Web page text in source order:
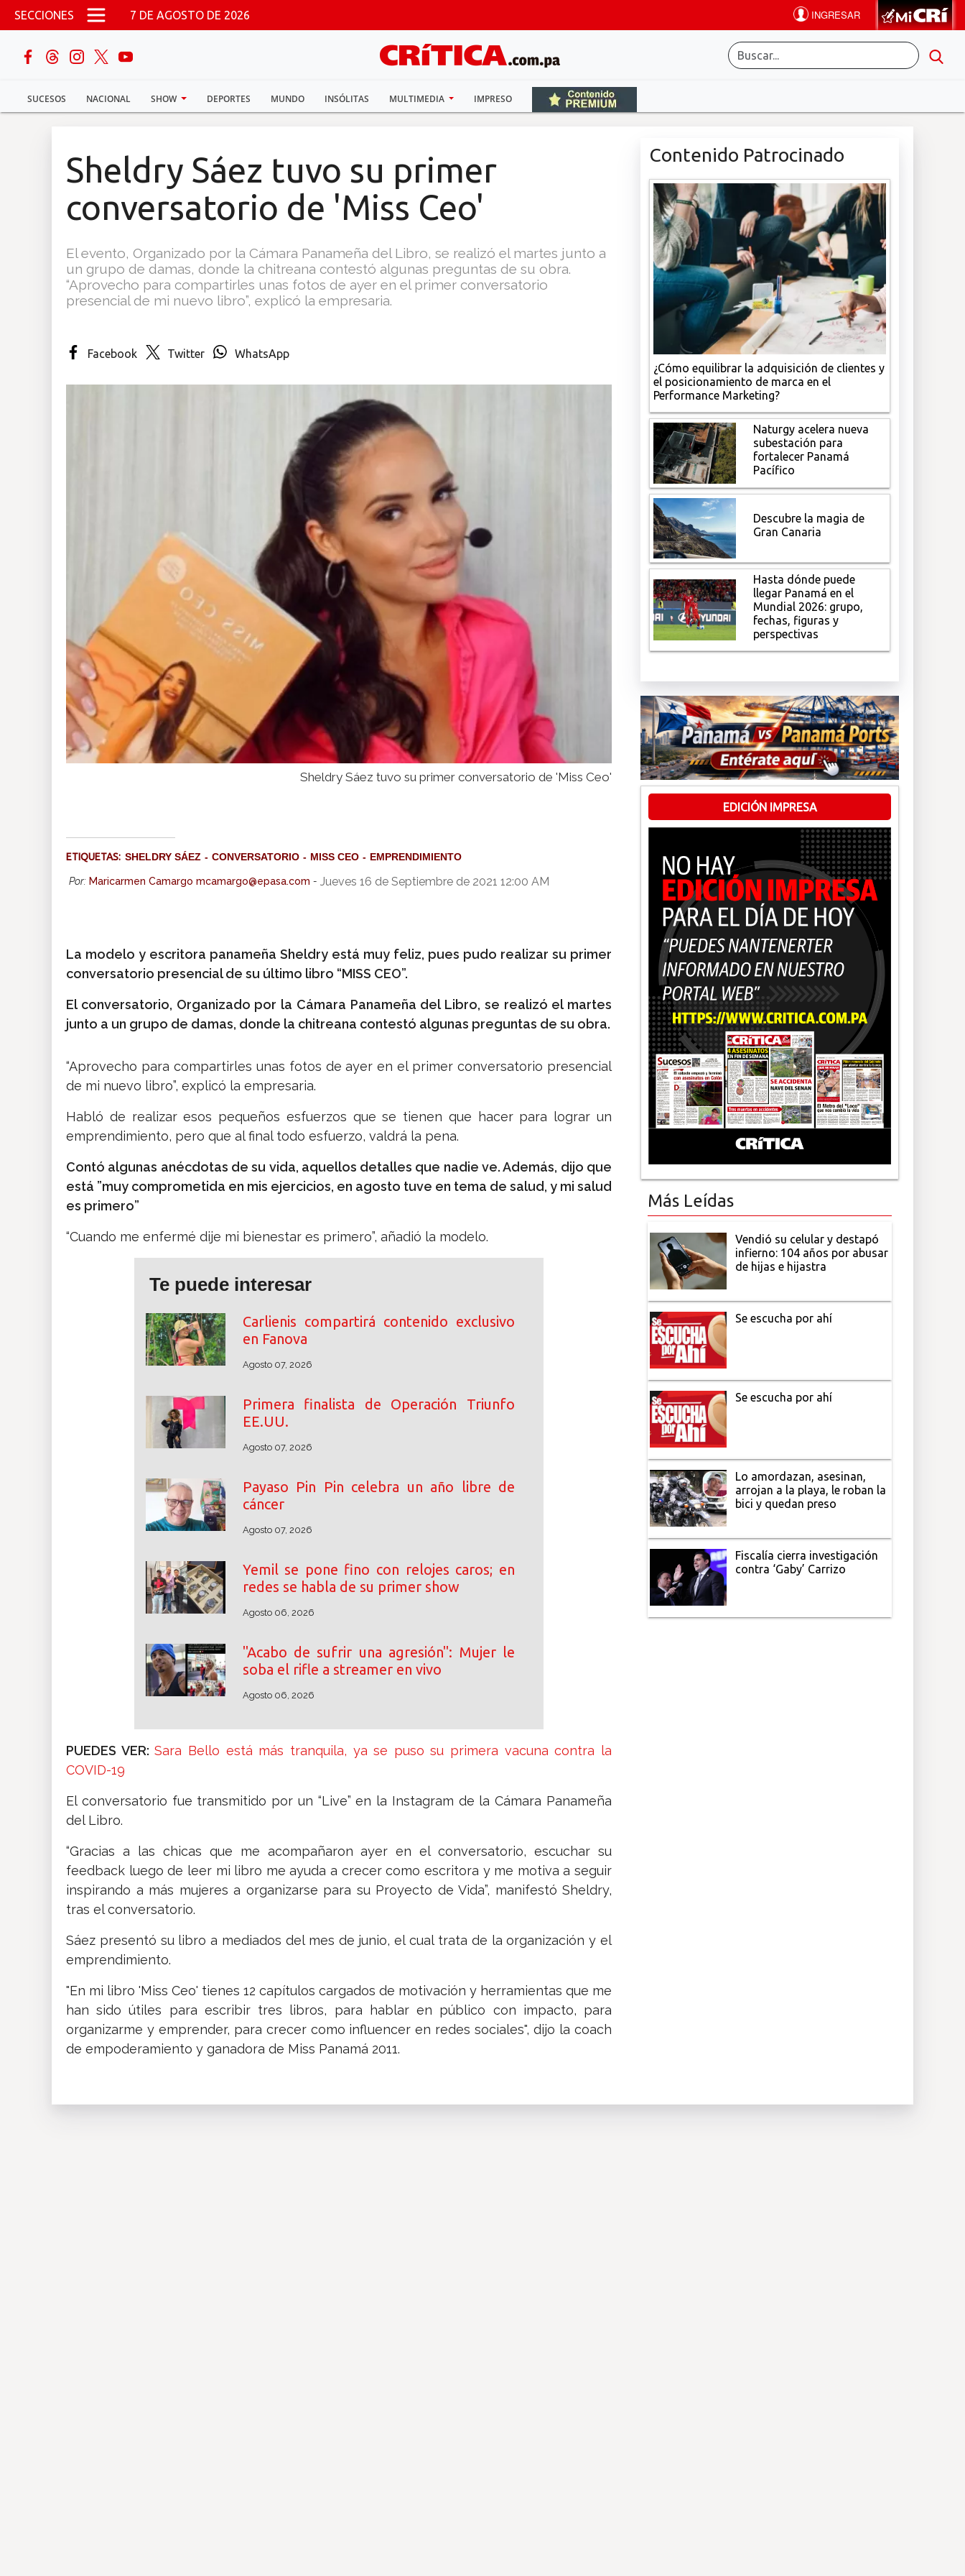
Pasar al contenido principal
SECCIONES 7 DE AGOSTO DE 2026
SUCESOS NACIONAL SHOW DEPORTES MUNDO INSÓLITAS MULTIMEDIA IMPRESO
buscar
Sucesos
Multimedia
Sheldry Sáez tuvo su primer
conversatorio de 'Miss Ceo'
El evento, Organizado por la Cámara Panameña del Libro, se realizó el martes junto a
un grupo de damas, donde la chitreana contestó algunas preguntas de su obra.
“Aprovecho para compartirles unas fotos de ayer en el primer conversatorio
presencial de mi nuevo libro”, explicó la empresaria.
Facebook Twitter WhatsApp
Sheldry Sáez tuvo su primer conversatorio de 'Miss Ceo'
ETIQUETAS: SHELDRY SÁEZ CONVERSATORIO MISS CEO EMPRENDIMIENTO
Por: Maricarmen Camargo mcamargo@epasa.com - Jueves 16 de Septiembre de 2021 12:00 AM
La modelo y escritora panameña Sheldry está muy feliz, pues pudo realizar su primer
conversatorio presencial de su último libro “MISS CEO”.
El conversatorio, Organizado por la Cámara Panameña del Libro, se realizó el martes
junto a un grupo de damas, donde la chitreana contestó algunas preguntas de su obra.
“Aprovecho para compartirles unas fotos de ayer en el primer conversatorio presencial
de mi nuevo libro”, explicó la empresaria.
Habló de realizar esos pequeños esfuerzos que se tienen que hacer para lograr un
emprendimiento, pero que al final todo esfuerzo, valdrá la pena.
Contó algunas anécdotas de su vida, aquellos detalles que nadie ve. Además, dijo que
está ”muy comprometida en mis ejercicios, en agosto tuve en tema de salud, y mi salud
es primero”
“Cuando me enfermé dije mi bienestar es primero”, añadió la modelo.
Te puede interesar
Carlienis compartirá contenido exclusivo
en Fanova
Agosto 07, 2026
Primera finalista de Operación Triunfo
EE.UU.
Agosto 07, 2026
Payaso Pin Pin celebra un año libre de
cáncer
Agosto 07, 2026
Yemil se pone fino con relojes caros; en
redes se habla de su primer show
Agosto 06, 2026
"Acabo de sufrir una agresión": Mujer le
soba el rifle a streamer en vivo
Agosto 06, 2026
PUEDES VER:Sara Bello está más tranquila, ya se puso su primera vacuna contra la
COVID-19
El conversatorio fue transmitido por un “Live” en la Instagram de la Cámara Panameña
del Libro.
“Gracias a las chicas que me acompañaron ayer en el conversatorio, escuchar su
feedback luego de leer mi libro me ayuda a crecer como escritora y me motiva a seguir
inspirando a más mujeres a organizarse para su Proyecto de Vida”, manifestó Sheldry,
tras el conversatorio.
Sáez presentó su libro a mediados del mes de junio, el cual trata de la organización y el
emprendimiento.
"En mi libro 'Miss Ceo' tienes 12 capítulos cargados de motivación y herramientas que me
han sido útiles para escribir tres libros, para hablar en público con impacto, para
organizarme y emprender, para crecer como influencer en redes sociales", dijo la coach
de empoderamiento y ganadora de Miss Panamá 2011.
Contenido Patrocinado
¿Cómo equilibrar la adquisición de clientes y
el posicionamiento de marca en el
Performance Marketing?
Naturgy acelera nueva
subestación para
fortalecer Panamá
Pacífico
Descubre la magia de
Gran Canaria
Hasta dónde puede
llegar Panamá en el
Mundial 2026: grupo,
fechas, figuras y
perspectivas
EDICIÓN IMPRESA
Más Leídas
Vendió su celular y destapó
infierno: 104 años por abusar
de hijas e hijastra
Se escucha por ahí
Se escucha por ahí
Lo amordazan, asesinan,
arrojan a la playa, le roban la
bici y quedan preso
Fiscalía cierra investigación
contra ‘Gaby’ Carrizo